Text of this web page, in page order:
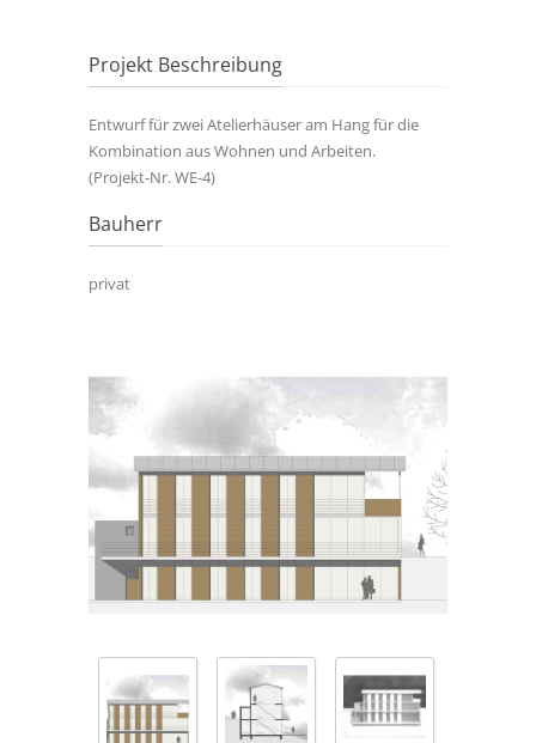
Projekt Beschreibung
Entwurf für zwei Atelierhäuser am Hang für die
Kombination aus Wohnen und Arbeiten.
(Projekt-Nr. WE-4)
Bauherr
privat